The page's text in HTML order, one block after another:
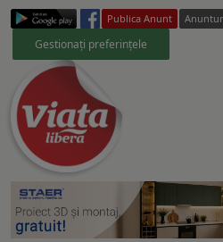
Publica Anunt
Gestionați preferințele